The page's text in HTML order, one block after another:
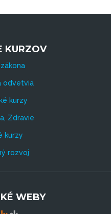
KURZOV
odvetvia
kurzy
Zdravie
kurzy
rozvoj
WEBY